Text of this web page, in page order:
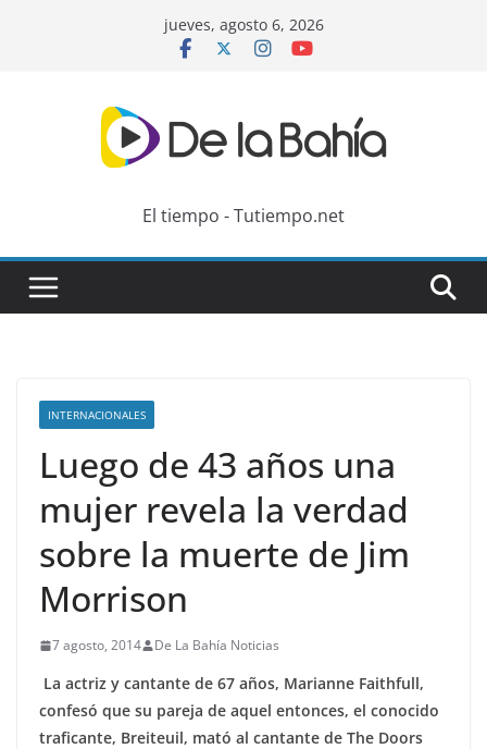
jueves, agosto 6, 2026
El tiempo - Tutiempo.net
INTERNACIONALES
Luego de 43 años una
mujer revela la verdad
sobre la muerte de Jim
Morrison
7 agosto, 2014 De La Bahía Noticias
La actriz y cantante de 67 años, Marianne Faithfull,
confesó que su pareja de aquel entonces, el conocido
traficante, Breiteuil, mató al cantante de The Doors